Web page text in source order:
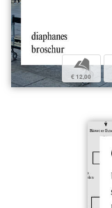
b
€ 12,00